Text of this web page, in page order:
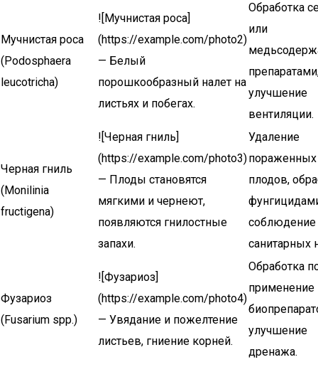
Мучнистая роса
(Podosphaera
leucotricha)
![Мучнистая роса]
(https://example.com/photo2)
— Белый
порошкообразный налет на
листьях и побегах.
Обработка
или
улучшение
вентиляции.
Черная гниль
(Monilinia
fructigena)
![Черная гниль]
(https://example.com/photo3)
— Плоды становятся
мягкими и чернеют,
появляются гнилостные
запахи.
Удаление
пораженных
плодов,
соблюдение
санитарных
Фузариоз
(Fusarium spp.)
![Фузариоз]
(https://example.com/photo4)
— Увядание и пожелтение
листьев, гниение корней.
Обработка
применение
улучшение
дренажа.